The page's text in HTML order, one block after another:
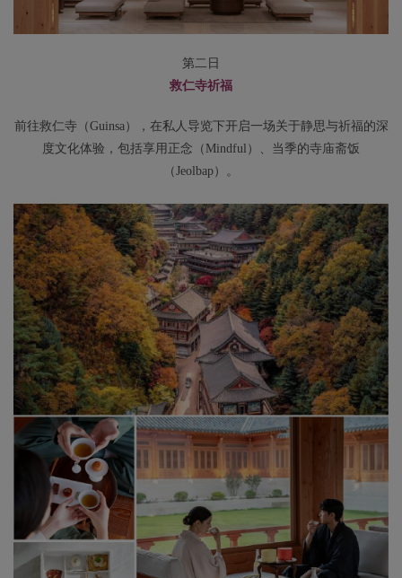
第二日
救仁寺祈福
前往救仁寺（Guinsa），在私人导览下开启一场关于静思与祈福的深
度文化体验，包括享用正念（Mindful）、当季的寺庙斋饭
（Jeolbap）。